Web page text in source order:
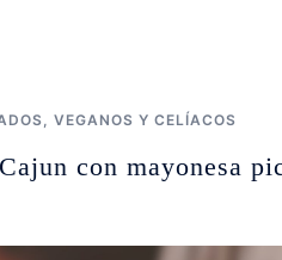
VEGANOS Y CELÍACOS
con mayonesa